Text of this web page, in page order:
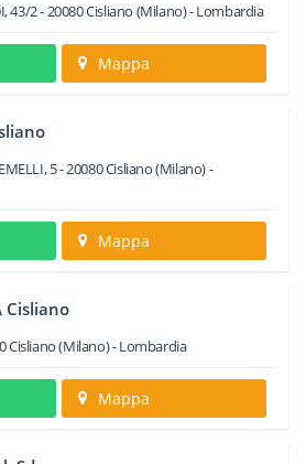
43/2-20080Cisliano (Milano) -Lombardia
Mappa
5-20080Cisliano(Milano) -
Mappa
Cisliano
Cisliano(Milano) -Lombardia
Mappa